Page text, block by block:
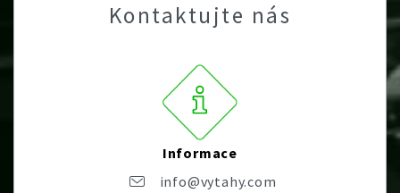
Kontaktujte nás
Informace
info@vytahy.com